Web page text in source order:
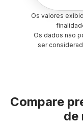
Os valores
Os dados não
ser
Compare
de